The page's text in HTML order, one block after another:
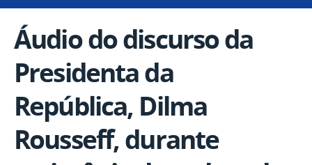
Áudio do discurso da
Presidenta da
República, Dilma
Rousseff, durante